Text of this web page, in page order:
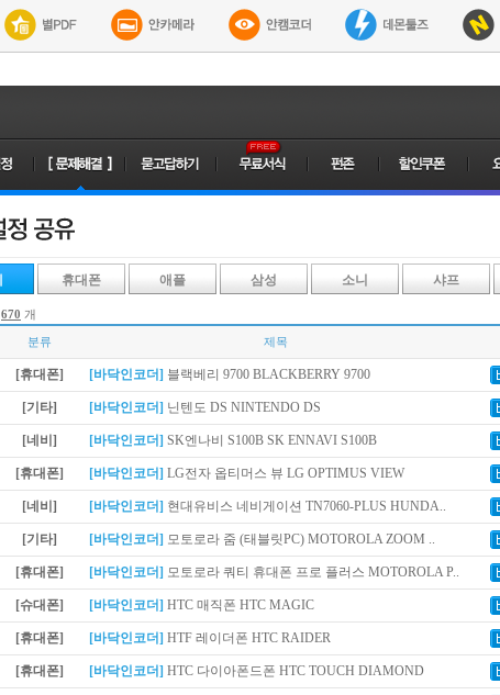
휴대폰 애플 삼성 소니 샤프
670 개
분류 제목
[휴대폰] [바닥인코더] 블랙베리 9700 BLACKBERRY 9700
[기타] [바닥인코더] 닌텐도 DS NINTENDO DS
[네비] [바닥인코더] SK엔나비 S100B SK ENNAVI S100B
[휴대폰] [바닥인코더] LG전자 옵티머스 뷰 LG OPTIMUS VIEW
[네비] [바닥인코더] 현대유비스 네비게이션 TN7060-PLUS HUNDA..
[기타] [바닥인코더] 모토로라 줌 (태블릿PC) MOTOROLA ZOOM ..
[휴대폰] [바닥인코더] 모토로라 쿼티 휴대폰 프로 플러스 MOTOROLA P..
[슈대폰] [바닥인코더] HTC 매직폰 HTC MAGIC
[휴대폰] [바닥인코더] HTF 레이더폰 HTC RAIDER
[휴대폰] [바닥인코더] HTC 다이아폰드폰 HTC TOUCH DIAMOND